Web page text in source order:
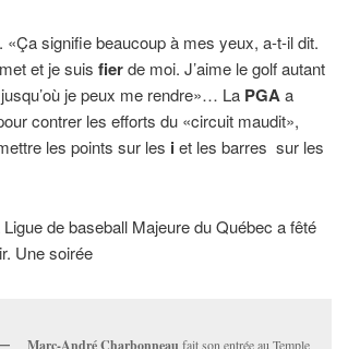
«Ça signifie beaucoup à mes yeux, a-t-il dit.
et je suis fierde moi. J’aime le golf autant
je peux me rendre»… La PGAa
contrer les efforts du «circuit maudit»,
les points sur les iet les barres sur les
Ligue de baseball Majeure du Québec a fêté
Une soirée
Marc-André Charbonneau fait son entrée au Temple